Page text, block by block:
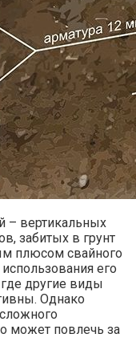
– вертикальных
забитых в грунт
плюсом свайного
его
другие виды
Однако
может повлечь за